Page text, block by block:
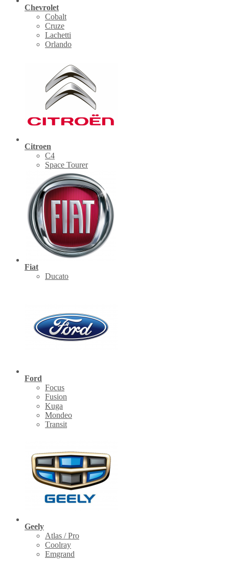
Chevrolet
Cobalt
Cruze
Lachetti
Orlando
Citroen
C4
Space Tourer
Fiat
Ducato
Ford
Focus
Fusion
Kuga
Mondeo
Transit
Geely
Atlas / Pro
Coolray
Emgrand